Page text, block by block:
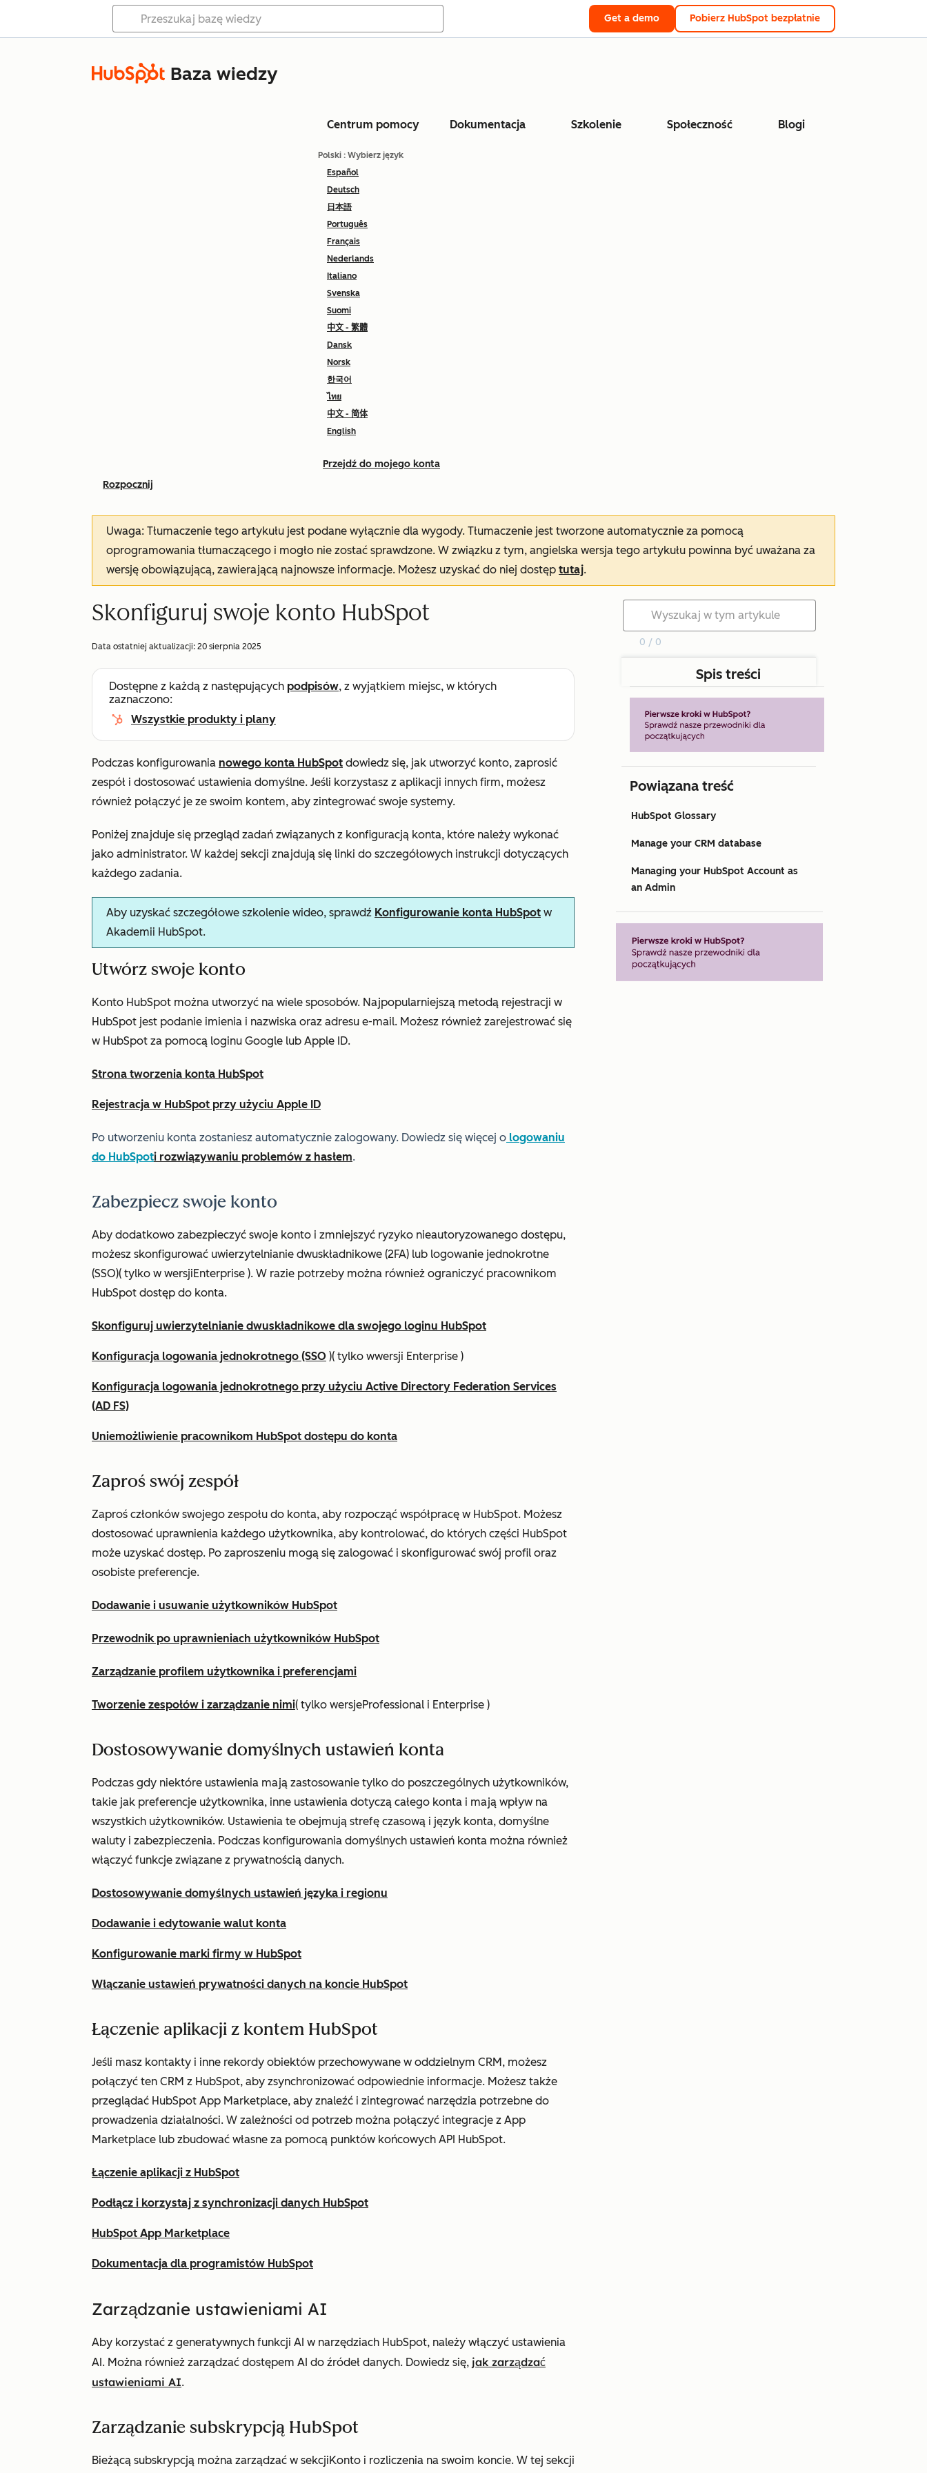
Get a demo Pobierz HubSpot bezpłatnie
Baza wiedzy
Centrum pomocy Dokumentacja Szkolenie Społeczność Blogi
Polski : Wybierz język
Español
Deutsch
日本語
Português
Français
Nederlands
Italiano
Svenska
Suomi
中文 - 繁體
Dansk
Norsk
한국어
ไทย
中文 - 简体
English
Przejdź do mojego konta
Rozpocznij
Uwaga: Tłumaczenie tego artykułu jest podane wyłącznie dla wygody. Tłumaczenie jest tworzone automatycznie za pomocą
oprogramowania tłumaczącego i mogło nie zostać sprawdzone. W związku z tym, angielska wersja tego artykułu powinna być uważana za
wersję obowiązującą, zawierającą najnowsze informacje. Możesz uzyskać do niej dostęp tutaj.
Skonfiguruj swoje konto HubSpot
Data ostatniej aktualizacji: 20 sierpnia 2025
Dostępne z każdą z następujących podpisów, z wyjątkiem miejsc, w których
zaznaczono:
Wszystkie produkty i plany
Podczas konfigurowania nowego konta HubSpot dowiedz się, jak utworzyć konto, zaprosić
zespół i dostosować ustawienia domyślne. Jeśli korzystasz z aplikacji innych firm, możesz
również połączyć je ze swoim kontem, aby zintegrować swoje systemy.
Poniżej znajduje się przegląd zadań związanych z konfiguracją konta, które należy wykonać
jako administrator. W każdej sekcji znajdują się linki do szczegółowych instrukcji dotyczących
każdego zadania.
Aby uzyskać szczegółowe szkolenie wideo, sprawdź Konfigurowanie konta HubSpot w
Akademii HubSpot.
Utwórz swoje konto
Konto HubSpot można utworzyć na wiele sposobów. Najpopularniejszą metodą rejestracji w
HubSpot jest podanie imienia i nazwiska oraz adresu e-mail. Możesz również zarejestrować się
w HubSpot za pomocą loginu Google lub Apple ID.
Strona tworzenia konta HubSpot
Rejestracja w HubSpot przy użyciu Apple ID
Po utworzeniu konta zostaniesz automatycznie zalogowany. Dowiedz się więcej o logowaniu
do HubSpoti rozwiązywaniu problemów z hasłem.
Zabezpiecz swoje konto
Aby dodatkowo zabezpieczyć swoje konto i zmniejszyć ryzyko nieautoryzowanego dostępu,
możesz skonfigurować uwierzytelnianie dwuskładnikowe (2FA) lub logowanie jednokrotne
(SSO)( tylko w wersjiEnterprise ). W razie potrzeby można również ograniczyć pracownikom
HubSpot dostęp do konta.
Skonfiguruj uwierzytelnianie dwuskładnikowe dla swojego loginu HubSpot
Konfiguracja logowania jednokrotnego (SSO )( tylko wwersji Enterprise )
Konfiguracja logowania jednokrotnego przy użyciu Active Directory Federation Services
(AD FS)
Uniemożliwienie pracownikom HubSpot dostępu do konta
Zaproś swój zespół
Zaproś członków swojego zespołu do konta, aby rozpocząć współpracę w HubSpot. Możesz
dostosować uprawnienia każdego użytkownika, aby kontrolować, do których części HubSpot
może uzyskać dostęp. Po zaproszeniu mogą się zalogować i skonfigurować swój profil oraz
osobiste preferencje.
Dodawanie i usuwanie użytkowników HubSpot
Przewodnik po uprawnieniach użytkowników HubSpot
Zarządzanie profilem użytkownika i preferencjami
Tworzenie zespołów i zarządzanie nimi( tylko wersjeProfessional i Enterprise )
Dostosowywanie domyślnych ustawień konta
Podczas gdy niektóre ustawienia mają zastosowanie tylko do poszczególnych użytkowników,
takie jak preferencje użytkownika, inne ustawienia dotyczą całego konta i mają wpływ na
wszystkich użytkowników. Ustawienia te obejmują strefę czasową i język konta, domyślne
waluty i zabezpieczenia. Podczas konfigurowania domyślnych ustawień konta można również
włączyć funkcje związane z prywatnością danych.
Dostosowywanie domyślnych ustawień języka i regionu
Dodawanie i edytowanie walut konta
Konfigurowanie marki firmy w HubSpot
Włączanie ustawień prywatności danych na koncie HubSpot
Łączenie aplikacji z kontem HubSpot
Jeśli masz kontakty i inne rekordy obiektów przechowywane w oddzielnym CRM, możesz
połączyć ten CRM z HubSpot, aby zsynchronizować odpowiednie informacje. Możesz także
przeglądać HubSpot App Marketplace, aby znaleźć i zintegrować narzędzia potrzebne do
prowadzenia działalności. W zależności od potrzeb można połączyć integracje z App
Marketplace lub zbudować własne za pomocą punktów końcowych API HubSpot.
Łączenie aplikacji z HubSpot
Podłącz i korzystaj z synchronizacji danych HubSpot
HubSpot App Marketplace
Dokumentacja dla programistów HubSpot
Zarządzanie ustawieniami AI
Aby korzystać z generatywnych funkcji AI w narzędziach HubSpot, należy włączyć ustawienia
AI. Można również zarządzać dostępem AI do źródeł danych. Dowiedz się, jak zarządzać
ustawieniami AI.
Zarządzanie subskrypcją HubSpot
Bieżącą subskrypcją można zarządzać w sekcjiKonto i rozliczenia na swoim koncie. W tej sekcji
0 / 0
Spis treści
Powiązana treść
HubSpot Glossary
Manage your CRM database
Managing your HubSpot Account as
an Admin